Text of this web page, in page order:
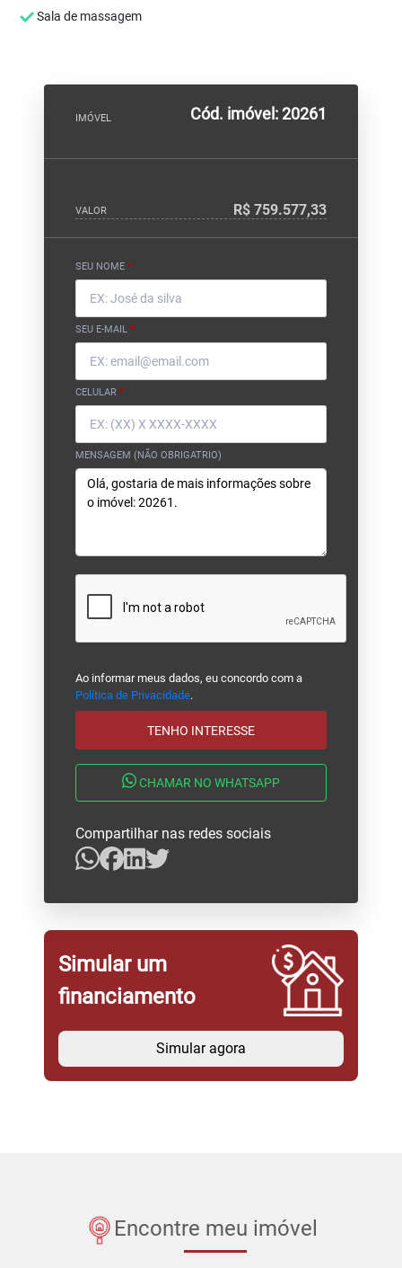
Sala de massagem
IMÓVEL Cód. imóvel: 20261
VALOR R$ 759.577,33
SEU NOME *
SEU E-MAIL *
CELULAR *
MENSAGEM (NÃO OBRIGATRIO)
Ao informar meus dados, eu concordo com a
Política de Privacidade.
TENHO INTERESSE
CHAMAR NO WHATSAPP
Compartilhar nas redes sociais
Simular um
financiamento
Simular agora
Encontre meu imóvel